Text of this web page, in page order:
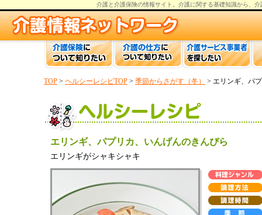
介護と介護保険の情報サイト。 介護に関する基礎知識から、 介
TOP > ヘルシーレシピTOP > 季節からさがす（冬） > エリンギ、パ
エリンギ、パプリカ、いんげんのきんぴら
エリンギがシャキシャキ